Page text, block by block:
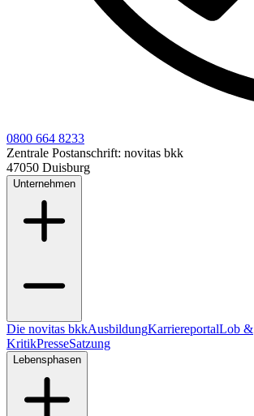
0800 664 8233
Zentrale Postanschrift: novitas bkk
47050 Duisburg
Unternehmen
Die novitas bkkAusbildungKarriereportalLob &
KritikPresseSatzung
Lebensphasen